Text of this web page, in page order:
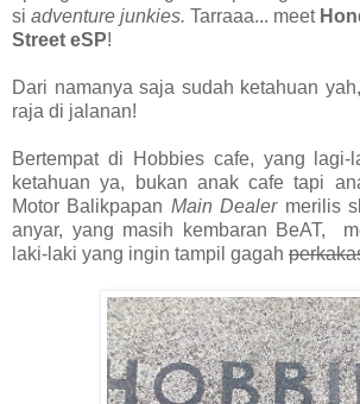
si adventure junkies. Tarraaa... meet
Street eSP!
Dari namanya saja sudah ketahuan
raja di jalanan!
Bertempat di Hobbies cafe, yang lagi-
ketahuan ya, bukan anak cafe tapi
Motor Balikpapan Main Dealermerilis
anyar, yang masih kembaran BeAT,
laki-laki yang ingin tampil gagah